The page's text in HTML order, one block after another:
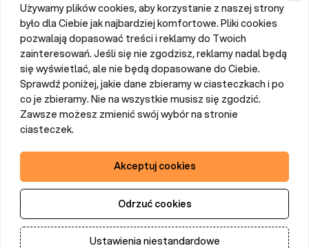
Używamy plików cookies, aby korzystanie z naszej strony
było dla Ciebie jak najbardziej komfortowe. Pliki cookies
pozwalają dopasować treści i reklamy do Twoich
zainteresowań. Jeśli się nie zgodzisz, reklamy nadal będą
się wyświetlać, ale nie będą dopasowane do Ciebie.
Sprawdź poniżej, jakie dane zbieramy w ciasteczkach i po
co je zbieramy. Nie na wszystkie musisz się zgodzić.
Zawsze możesz zmienić swój wybór na stronie
ciasteczek.
Akceptuj cookies
Odrzuć cookies
Ustawienia niestandardowe